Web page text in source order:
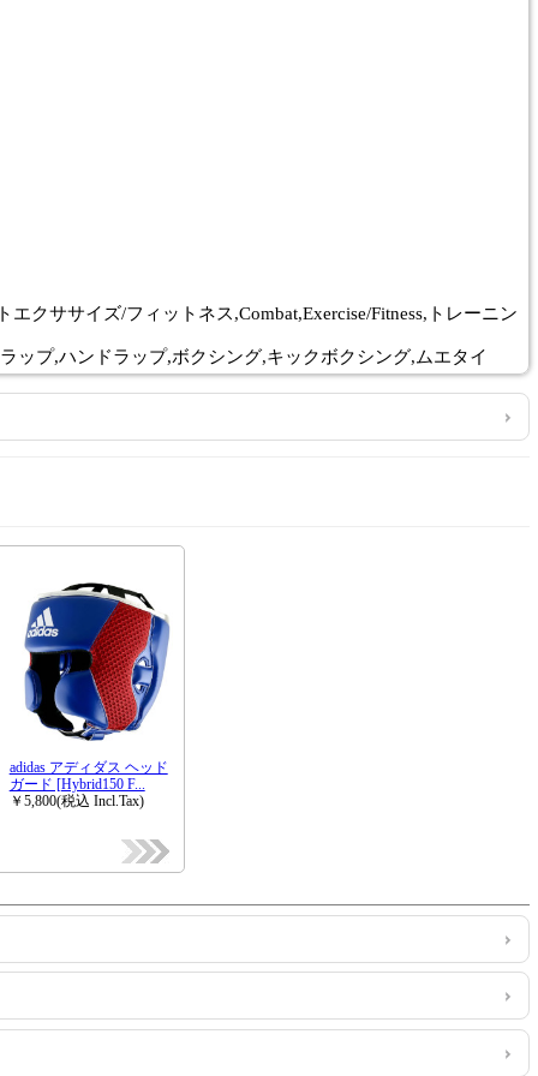
クササイズ/フィットネス,Combat,Exercise/Fitness,トレーニン
ップ,ハンドラップ,ボクシング,キックボクシング,ムエタイ